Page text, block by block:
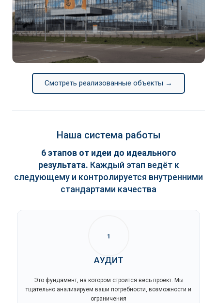
Continental
Смотреть реализованные объекты →
Наша система работы
6 этапов от идеи до идеального
результата. Каждый этап ведёт к
следующему и контролируется внутренними
стандартами качества
1
АУДИТ
Это фундамент, на котором строится весь проект. Мы
тщательно анализируем ваши потребности, возможности и
ограничения